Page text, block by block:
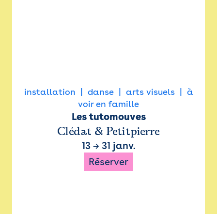
installation danse arts visuels
à
voir en famille
Les tutomouves
Clédat & Petitpierre
13→ 31 janv.
Réserver